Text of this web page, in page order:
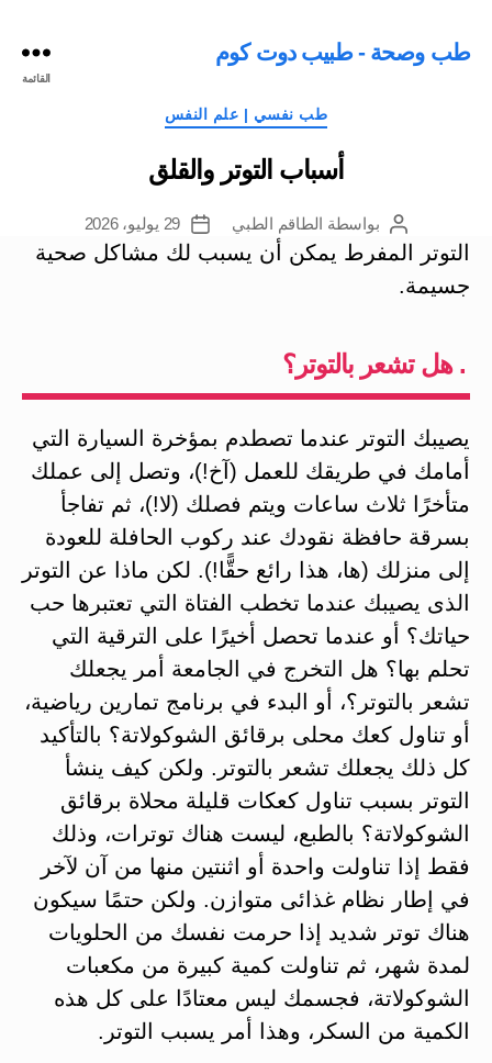
طب وصحة - طبيب دوت كوم
القائمة
التصنيفات
طب نفسي | علم النفس
أسباب التوتر والقلق
كاتب
المقالة
بواسطة الطاقم الطبي
تاريخ
المقالة
29 يوليو، 2026
التوتر المفرط يمكن أن يسبب لك مشاكل صحية
جسيمة.
. هل تشعر بالتوتر؟
يصيبك التوتر عندما تصطدم بمؤخرة السيارة التي
أمامك في طريقك للعمل (آخ!)، وتصل إلى عملك
متأخرًا ثلاث ساعات ويتم فصلك (لا!)، ثم تفاجأ
بسرقة حافظة نقودك عند ركوب الحافلة للعودة
إلى منزلك (ها، هذا رائع حقًّا!). لكن ماذا عن التوتر
الذى يصيبك عندما تخطب الفتاة التي تعتبرها حب
حياتك؟ أو عندما تحصل أخيرًا على الترقية التي
تحلم بها؟ هل التخرج في الجامعة أمر يجعلك
تشعر بالتوتر؟، أو البدء في برنامج تمارين رياضية،
أو تناول كعك محلى برقائق الشوكولاتة؟ بالتأكيد
كل ذلك يجعلك تشعر بالتوتر. ولكن كيف ينشأ
التوتر بسبب تناول كعكات قليلة محلاة برقائق
الشوكولاتة؟ بالطبع، ليست هناك توترات، وذلك
فقط إذا تناولت واحدة أو اثنتين منها من آن لآخر
في إطار نظام غذائى متوازن. ولكن حتمًا سيكون
هناك توتر شديد إذا حرمت نفسك من الحلويات
لمدة شهر، ثم تناولت كمية كبيرة من مكعبات
الشوكولاتة، فجسمك ليس معتادًا على كل هذه
الكمية من السكر، وهذا أمر يسبب التوتر.